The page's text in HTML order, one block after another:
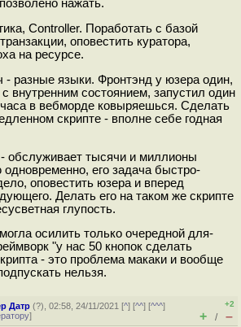
нажать.
Controller. Поработать с базой
оповестить куратора,
на ресурсе.
- разные языки. Фронтэнд у юзера один,
внутренним состоянием, запустил один
в вебморде ковыряешься. Сделать
скрипте - вполне себе годная
обслуживает тысячи и миллионы
одновременно, его задача быстро-
оповестить юзера и вперед
Делать его на таком же скрипте
глупость.
осилить только очередной для-
"у нас 50 кнопок сделать
- это проблема макаки и вообще
нельзя.
Датр (?), 02:58, 24/11/2021 [^] [^^] [^^^]
]
+2
+ / –